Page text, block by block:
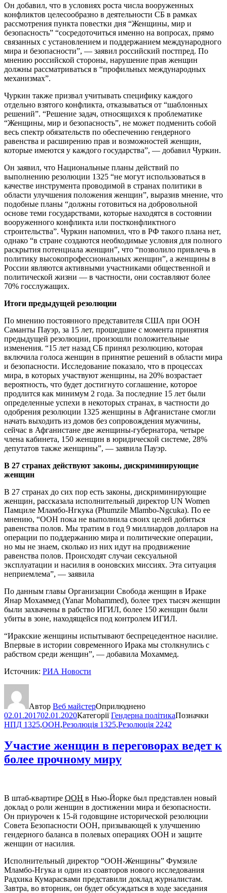
Он добавил, что в условиях роста числа вооруженных
конфликтов целесообразно в деятельности СБ в рамках
рассмотрения пункта повестки дня “Женщины, мир и
безопасность” “сосредоточиться именно на вопросах, прямо
связанных с установлением и поддержанием международного
мира и безопасности”, — заявил российский постпред. По
мнению российской стороны, нарушение прав женщин
должны рассматриваться в “профильных международных
механизмах”.
Чуркин также призвал учитывать специфику каждого
отдельно взятого конфликта, отказываться от “шаблонных
решений”. “Решение задач, относящихся к проблематике
“Женщины, мир и безопасность”, не может подменить собой
весь спектр обязательств по обеспечению гендерного
равенства и расширению прав и возможностей женщин,
которые имеются у каждого государства”, — добавил Чуркин.
Он заявил, что Национальные планы действий по
выполнению резолюции 1325 “не могут использоваться в
качестве инструмента проводимой в странах политики в
области улучшения положения женщин”, выразив мнение, что
подобные планы “должны готовиться на добровольной
основе теми государствами, которые находятся в состоянии
вооруженного конфликта или постконфликтного
строительства”. Чуркин напомнил, что в РФ такого плана нет,
однако “в стране создаются необходимые условия для полного
раскрытия потенциала женщин”, что “позволило привлечь в
политику высокопрофессиональных женщин”, а женщины в
России являются активными участниками общественной и
политической жизни — в частности, они составляют более
70% госслужащих.
Итоги предыдущей резолюции
По мнению постоянного представителя США при ООН
Саманты Пауэр, за 15 лет, прошедшие с момента принятия
предыдущей резолюции, произошли положительные
изменения. “15 лет назад СБ принял резолюцию, которая
включила голоса женщин в принятие решений в области мира
и безопасности. Исследование показало, что в процессах
мира, в которых участвуют женщины, на 20% возрастает
вероятность, что будет достигнуто соглашение, которое
продлится как минимум 2 года. За последние 15 лет были
определенные успехи в некоторых странах, в частности до
одобрения резолюции 1325 женщины в Афганистане смогли
начать выходить из домов без сопровождения мужчины,
сейчас в Афганистане две женщины-губернатора, четыре
члена кабинета, 150 женщин в юридической системе, 28%
депутатов также женщины”, — заявила Пауэр.
В 27 странах действуют законы, дискриминирующие
женщин
В 27 странах до сих пор есть законы, дискриминирующие
женщин, рассказала исполнительный директор UN Women
Памциле Мламбо-Нгкука (Phumzile Mlambo-Ngcuka). По ее
мнению, “ООН пока не выполнила своих целей добиться
равенства полов. Мы тратим в год 9 миллиардов долларов на
операции по поддержанию мира и политические операции,
но мы не знаем, сколько из них идут на продвижение
равенства полов. Происходят случаи сексуальной
эксплуатации и насилия в ооновских миссиях. Эта ситуация
неприемлема”, — заявила
По данным главы Организации Свобода женщин в Ираке
Янар Мохаммед (Yanar Mohammed), более трех тысяч женщин
были захвачены в рабство ИГИЛ, более 150 женщин были
убиты в зоне, находящейся под контролем ИГИЛ.
“Иракские женщины испытывают беспрецедентное насилие.
Впервые в истории современного Ирака мы столкнулись с
рабством среди женщин”, — добавила Мохаммед.
Источник: РИА Новости
Автор Веб майстерОприлюднено
02.01.201702.01.2020КатегоріїГендерна політикаПозначки
НПД 1325,ООН,Резолюція 1325,Резолюція 2242
Участие женщин в переговорах ведет к
более прочному миру
В штаб-квартире ООН в Нью-Йорке был представлен новый
доклад о роли женщин в достижении мира и безопасности.
Он приурочен к 15-й годовщине исторической резолюции
Совета Безопасности ООН, призывающей к улучшению
гендерного баланса в полевых операциях ООН и защите
женщин от насилия.
Исполнительный директор “ООН-Женщины” Фумзиле
Мламбо-Нгука и один из соавторов нового исследования
Радхика Кумарасвами представили доклад журналистам.
Завтра, во вторник, он будет обсуждаться в ходе заседания